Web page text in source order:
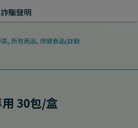
騙聲明
, 所有商品, 保健食品(自動
30包/盒